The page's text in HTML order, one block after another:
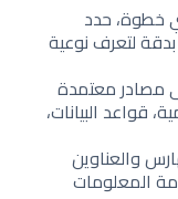
حدد
لتعرف نوعية
معتمدة
قواعد البيانات،
والعناوين
المعلومات